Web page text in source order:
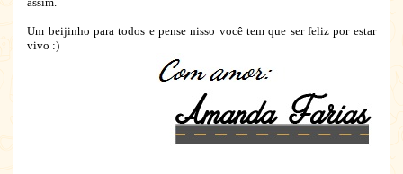
Um beijinho para todos e pense nisso você tem que ser feliz por estar
vivo :)